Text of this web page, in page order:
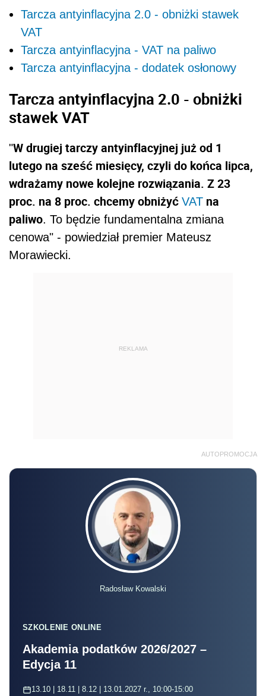
Tarcza antyinflacyjna 2.0 - obniżki stawek
VAT
Tarcza antyinflacyjna - VAT na paliwo
Tarcza antyinflacyjna - dodatek osłonowy
Tarcza antyinflacyjna 2.0 - obniżki
stawek VAT
"W drugiej tarczy antyinflacyjnej już od 1
lutego na sześć miesięcy, czyli do końca lipca,
wdrażamy nowe kolejne rozwiązania. Z 23
proc. na 8 proc. chcemy obniżyć VAT na
paliwo. To będzie fundamentalna zmiana
cenowa" - powiedział premier Mateusz
Morawiecki.
REKLAMA
AUTOPROMOCJA
Radosław Kowalski
SZKOLENIE ONLINE
Akademia podatków 2026/2027 –
Edycja 11
13.10 | 18.11 | 8.12 | 13.01.2027 r., 10:00-15:00